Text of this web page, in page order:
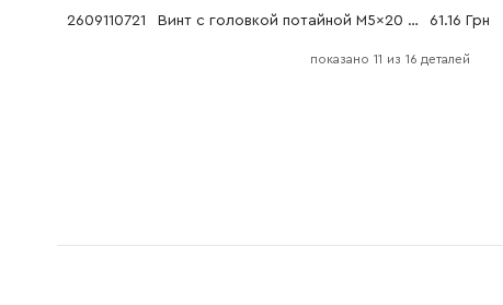
2609110721 Винт с головкой потайной M5x20 мм 61.16 Грн
показано 11 из 16 деталей